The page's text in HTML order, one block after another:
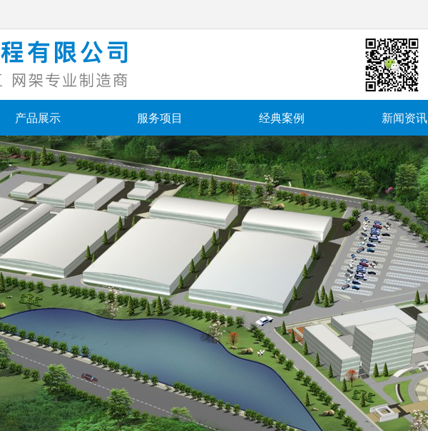
产品展示
产品展示
服务项目
服务项目
经典案例
经典案例
新闻资讯
新闻资讯
网架加工、制造、安装与网架技术服务，
以及各种钢网架 配件加工